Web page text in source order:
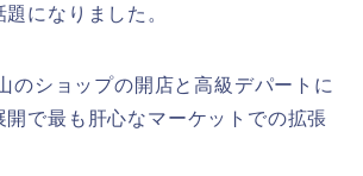
になりました。
のショップの開店と高級デパートに
開で最も肝心なマーケットでの拡張